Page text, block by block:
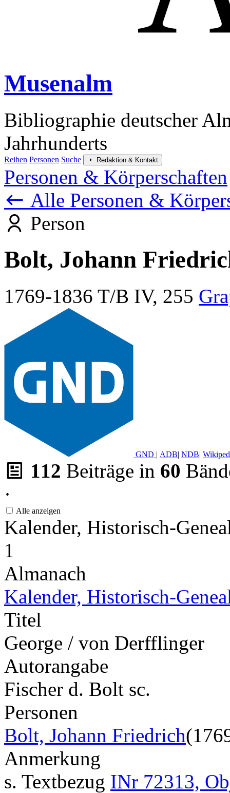
Musenalm
Bibliographie deutscher
Jahrhunderts
Reihen Personen Suche Redaktion & Kontakt
Personen & Körperschaften
Alle Personen &
Person
Bolt, Johann
1769-1836 T/B IV, 255
GND | ADB| NDB|
112 Beiträge in 60
·
Alle anzeigen
Kalender, Historisch-
1
Almanach
Kalender, Historisch-
Titel
George / von Derfflinger
Autorangabe
Fischer d. Bolt sc.
Personen
Bolt, Johann Friedrich
Anmerkung
s. Textbezug INr 72313,